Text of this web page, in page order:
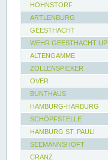
HOHNSTORF
ARTLENBURG
GEESTHACHT
WEHR GEESTHACHT UP
ALTENGAMME
ZOLLENSPIEKER
OVER
BUNTHAUS
HAMBURG-HARBURG
SCHÖPFSTELLE
HAMBURG ST. PAULI
SEEMANNSHÖFT
CRANZ